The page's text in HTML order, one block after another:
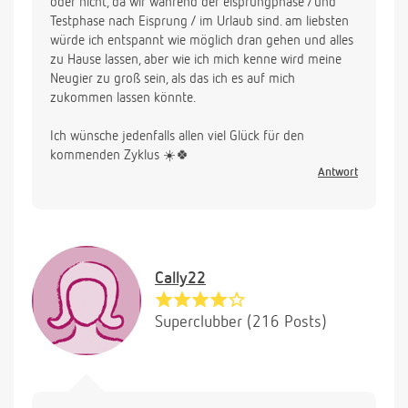
Testphase nach Eisprung / im Urlaub sind. am liebsten
würde ich entspannt wie möglich dran gehen und alles
zu Hause lassen, aber wie ich mich kenne wird meine
Neugier zu groß sein, als das ich es auf mich
zukommen lassen könnte.
Ich wünsche jedenfalls allen viel Glück für den
kommenden Zyklus ☀️🍀
Antwort
Cally22
Superclubber (216 Posts)